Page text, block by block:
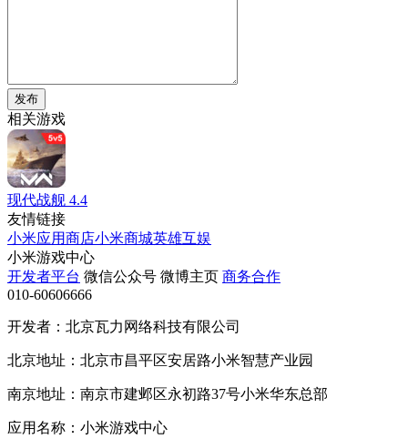
发布
相关游戏
现代战舰 4.4
友情链接
小米应用商店小米商城英雄互娱
小米游戏中心
开发者平台 微信公众号 微博主页 商务合作
010-60606666
开发者：北京瓦力网络科技有限公司
北京地址：北京市昌平区安居路小米智慧产业园
南京地址：南京市建邺区永初路37号小米华东总部
应用名称：小米游戏中心